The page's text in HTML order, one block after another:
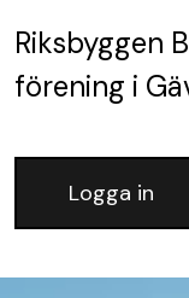
Riksbyggen
förening i
Logga in